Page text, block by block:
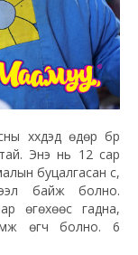
хүүхдэд өдөр бүр
Энэ нь 12 сар
буцалгасан сүү,
байж болно.
өгөхөөс гадна,
өгч болно. 6